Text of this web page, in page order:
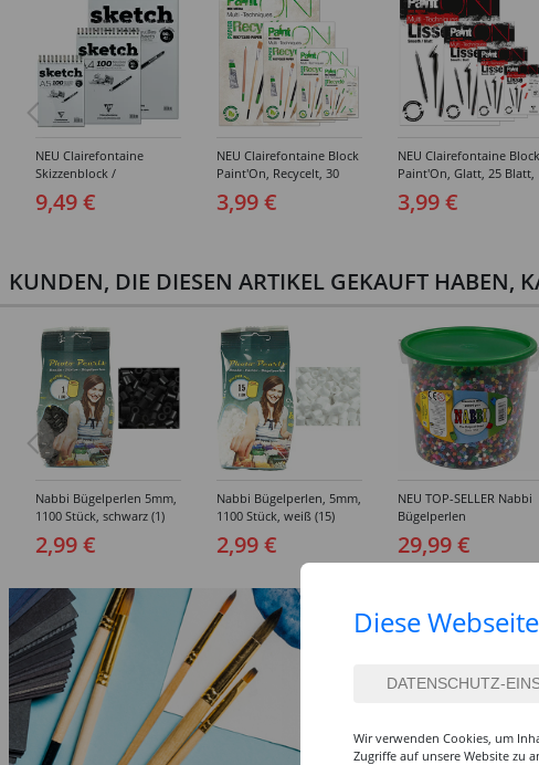
NEU Clairefontaine
Skizzenblock /
Spiralblock Sketch, 100
Blatt, Elfenbeinfarben,
9,49 €
NEU Clairefontaine Block
Paint'On, Recycelt, 30
Blatt, 250g/qm -
Verschiedene Größen
3,99 €
NEU Clairefontaine Block
Paint'On, Glatt, 25 Blatt,
250g/qm - Verschiedene
Größen
3,99 €
KUNDEN, DIE DIESEN ARTIKEL GEKAUFT HABEN,
Nabbi Bügelperlen 5mm,
1100 Stück, schwarz (1)
2,99 €
Nabbi Bügelperlen, 5mm,
1100 Stück, weiß (15)
2,99 €
NEU TOP-SELLER Nabbi
Bügelperlen
Großpackung mit 20.000
Stück
29,99 €
Diese
Wir verwenden Cookies, um
Zugriffe auf unsere Website zu